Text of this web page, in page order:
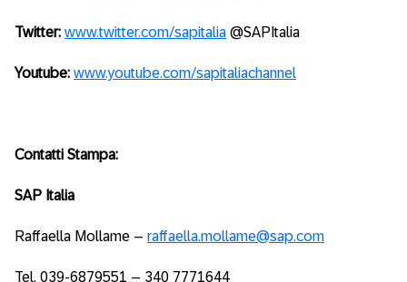
Twitter: www.twitter.com/sapitalia @SAPItalia
Youtube: www.youtube.com/sapitaliachannel
Contatti Stampa:
SAP Italia
Raffaella Mollame – raffaella.mollame@sap.com
Tel. 039-6879551 – 340 7771644